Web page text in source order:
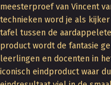
meesterproef van Vincent
technieken word je als
tafel tussen de
product wordt de fantasie
leerlingen en docenten in
iconisch eindproduct waar